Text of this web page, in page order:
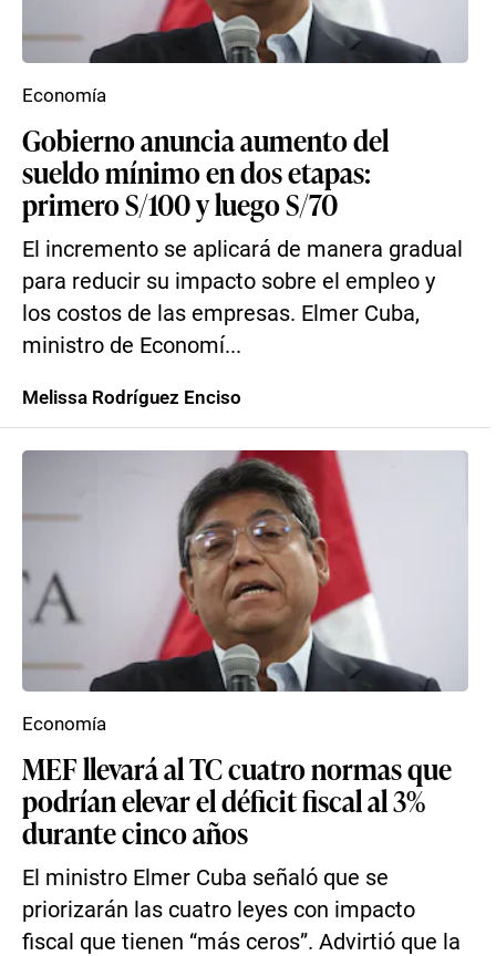
Gobierno anuncia aumento del
sueldo mínimo en dos etapas:
primero S/100 y luego S/70
El incremento se aplicará de manera gradual
para reducir su impacto sobre el empleo y
los costos de las empresas. Elmer Cuba,
ministro de Economí...
Economía
Melissa Rodríguez Enciso
MEF llevará al TC cuatro normas que
podrían elevar el déficit fiscal al 3%
durante cinco años
El ministro Elmer Cuba señaló que se
priorizarán las cuatro leyes con impacto
fiscal que tienen “más ceros”. Advirtió que la
Economía